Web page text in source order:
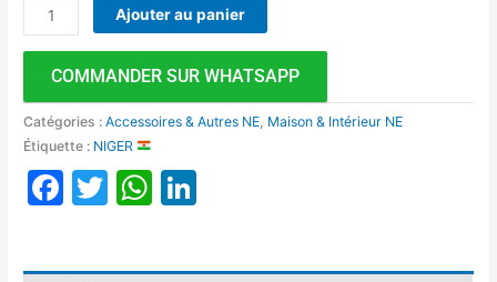
Ajouter au panier
COMMANDER SUR WHATSAPP
Catégories :Accessoires & Autres NE Maison & Intérieur NE
Étiquette : NIGER
Facebook
TwitterWhatsApp